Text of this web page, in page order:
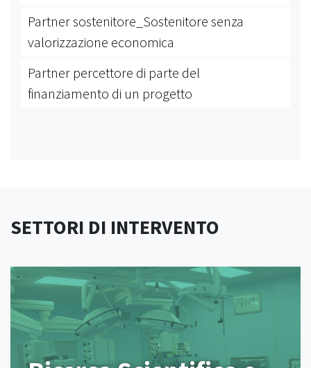
Partner sostenitore_Sostenitore senza
valorizzazione economica
Partner percettore di parte del
finanziamento di un progetto
SETTORI DI INTERVENTO